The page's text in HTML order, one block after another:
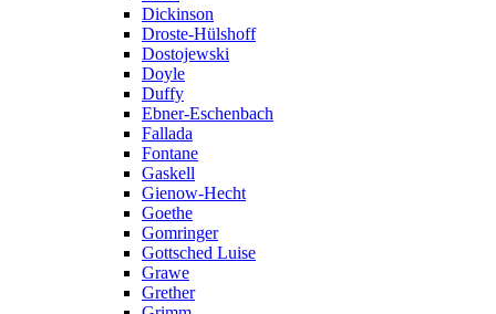
Dickinson
Droste-Hülshoff
Dostojewski
Doyle
Duffy
Ebner-Eschenbach
Fallada
Fontane
Gaskell
Gienow-Hecht
Goethe
Gomringer
Gottsched Luise
Grawe
Grether